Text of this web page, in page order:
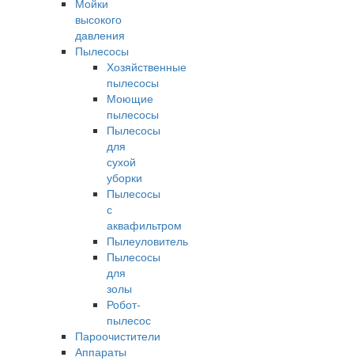
Мойки
высокого
давления
Пылесосы
Хозяйственные
пылесосы
Моющие
пылесосы
Пылесосы
для
сухой
уборки
Пылесосы
с
аквафильтром
Пылеуловитель
Пылесосы
для
золы
Робот-
пылесос
Пароочистители
Аппараты